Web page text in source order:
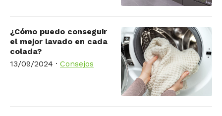
¿Cómo puedo conseguir
el mejor lavado en cada
colada?
13/09/2024 · Consejos